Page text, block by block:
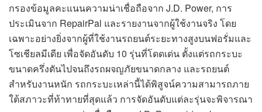
กรองข้อมูลคะแนนความน่าเชื่อถือจาก J.D. Power, การ
ประเมินจาก RepairPal และรายงานจากผู้ใช้งานจริง โดย
เฉพาะอย่างยิ่งจากผู้ที่ใช้งานรถยนต์ระยะทางสูงบนฟอรั่มและ
โซเชียลมีเดีย เพื่อจัดอันดับ 10 รุ่นที่โดดเด่น ตั้งแต่รถกระบะ
ขนาดครึ่งตันไปจนถึงรถผจญภัยขนาดกลาง และรถยนต์
สำหรับงานหนัก รถกระบะเหล่านี้ได้พิสูจน์ความสามารถภาย
ใต้สภาวะที่ท้าทายที่สุดแล้ว การจัดอันดับแต่ละรุ่นจะพิจารณา